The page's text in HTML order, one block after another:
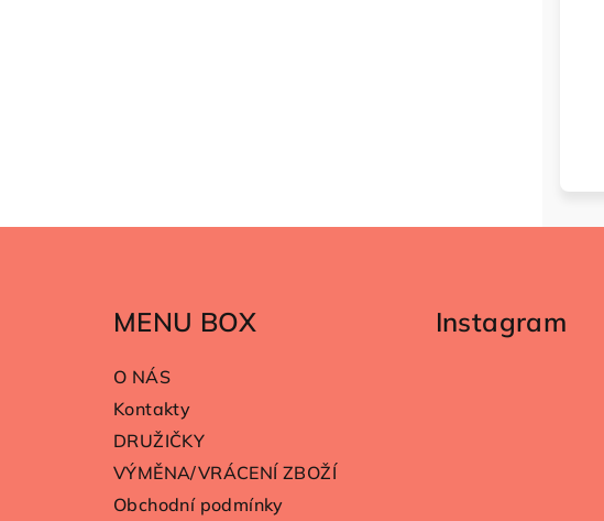
MENU BOX
O NÁS
Kontakty
DRUŽIČKY
VÝMĚNA/VRÁCENÍ ZBOŽÍ
Obchodní podmínky
Instagram